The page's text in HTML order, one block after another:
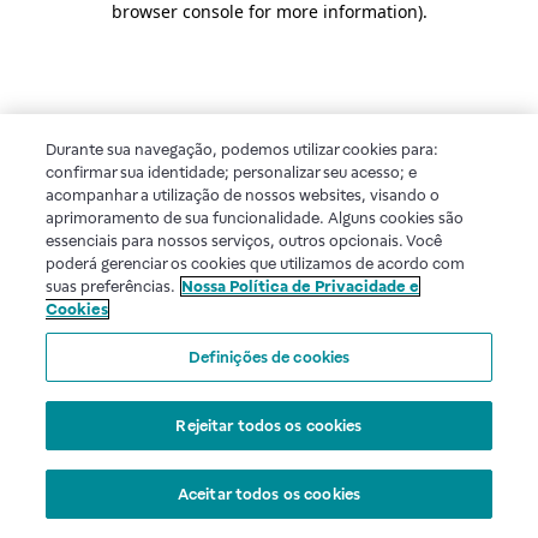
browser console for more information).
Durante sua navegação, podemos utilizar cookies para:
confirmar sua identidade; personalizar seu acesso; e
acompanhar a utilização de nossos websites, visando o
aprimoramento de sua funcionalidade. Alguns cookies são
essenciais para nossos serviços, outros opcionais. Você
poderá gerenciar os cookies que utilizamos de acordo com
suas preferências. Nossa Política de Privacidade e
Cookies
Definições de cookies
Rejeitar todos os cookies
Aceitar todos os cookies